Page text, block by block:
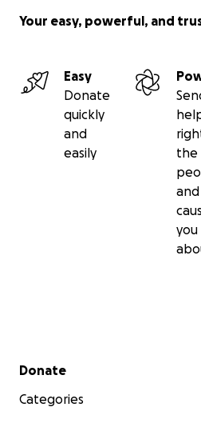
A gestire l’organizzazione e
cortometraggio sono Chiara
numerose esperienze nel
Your easy, powerful, and
Easy
Donate
quickly
and
easily
the
and
you
Secondary menu
Donate
Categories